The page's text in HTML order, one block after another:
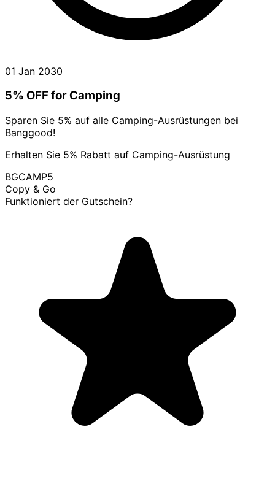
01 Jan 2030
5% OFF for Camping
Sparen Sie 5% auf alle Camping-Ausrüstungen bei
Banggood!
Erhalten Sie 5% Rabatt auf Camping-Ausrüstung
BGCAMP5
Copy & Go
Funktioniert der Gutschein?